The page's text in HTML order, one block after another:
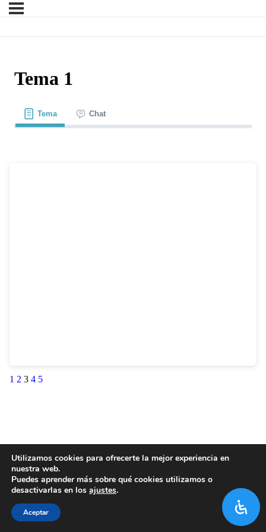
Tema 1
Tema Chat
1 2 3 4 5
Utilizamos cookies para ofrecerte la mejor experiencia en
nuestra web.
Puedes aprender más sobre qué cookies utilizamos o
desactivarlas en los ajustes.
Aceptar